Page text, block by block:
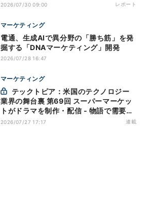
2026/07/30 09:00 レポート
マーケティング
電通、生成AIで異分野の「勝ち筋」を発
掘する「DNAマーケティング」開発
2026/07/28 16:47
マーケティング
業界の舞台裏 第69回 スーパーマーケッ
トがドラマを制作・配信 - 物語で需要を
演出する小売メディア
2026/07/27 17:17 連載